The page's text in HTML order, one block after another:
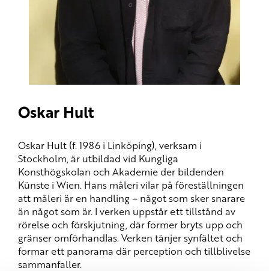
Oskar Hult
Oskar Hult (f. 1986 i Linköping), verksam i
Stockholm, är utbildad vid Kungliga
Konsthögskolan och Akademie der bildenden
Künste i Wien. Hans måleri vilar på föreställningen
att måleri är en handling – något som sker snarare
än något som är. I verken uppstår ett tillstånd av
rörelse och förskjutning, där former bryts upp och
gränser omförhandlas. Verken tänjer synfältet och
formar ett panorama där perception och tillblivelse
sammanfaller.